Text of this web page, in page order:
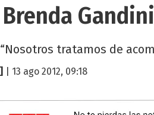
Brenda
“Nosotros tratamos de
| 13 ago 2012, 09:18